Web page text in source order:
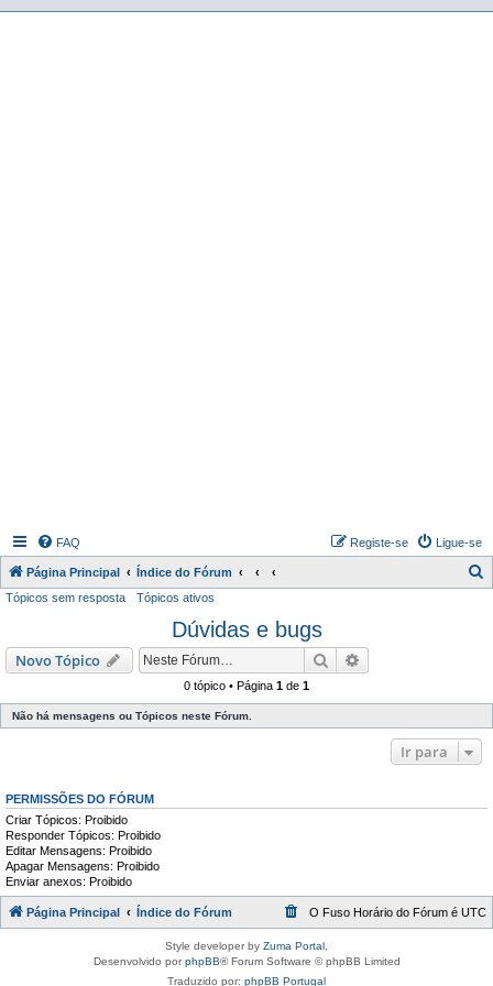
FAQ Ligue-se
Registe-se
Página Principal Índice do Fórum
i
s
Tópicos sem resposta Tópicos ativos
Dúvidas e bugs
Novo Tópico Pesquisar
0 tópico • Página 1 de 1
Não há mensagens ou Tópicos neste Fórum.
Ir para
PERMISSÕES DO FÓRUM
Criar Tópicos: Proibido
Responder Tópicos: Proibido
Editar Mensagens: Proibido
Apagar Mensagens: Proibido
Enviar anexos: Proibido
Página Principal Índice do Fórum O Fuso Horário do Fórum é UTC
Style developer by Zuma Portal
Desenvolvido porphpBB® Forum Software © phpBB Limited
Traduzido por: phpBB Portugal